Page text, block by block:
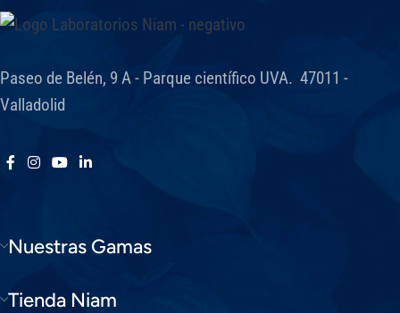
Paseo de Belén, 9 A - Parque científico UVA. 47011 -
Valladolid
Nuestras Gamas
Tienda Niam